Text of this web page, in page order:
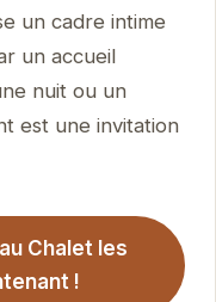
un cadre intime
un accueil
nuit ou un
est une invitation
Chalet les
!